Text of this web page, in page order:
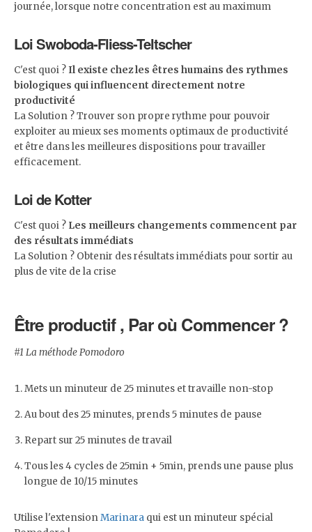
journée, lorsque notre concentration est au maximum
Loi Swoboda-Fliess-Teltscher
C'est quoi ?Il existe chez les êtres humains des rythmes
biologiques qui influencent directement notre
productivité
La Solution ? Trouver son propre rythme pour pouvoir
exploiter au mieux ses moments optimaux de productivité
et être dans les meilleures dispositions pour travailler
efficacement.
Loi de Kotter
C'est quoi ? Les meilleurs changements commencent par
des résultats immédiats
La Solution ? Obtenir des résultats immédiats pour sortir au
plus de vite de la crise
Être productif , Par où Commencer ?
#1 La méthode Pomodoro
Mets un minuteur de 25 minutes et travaille non-stop
Au bout des 25 minutes, prends 5 minutes de pause
Repart sur 25 minutes de travail
Tous les 4 cycles de 25min + 5min, prends une pause plus
longue de 10/15 minutes
Utilise l'extensionMarinara qui est un minuteur spécial